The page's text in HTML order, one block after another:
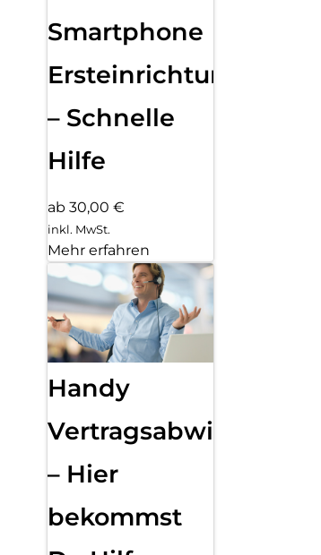
Smartphone
Ersteinrichtung
– Schnelle
Hilfe
ab 30,00 €
inkl. MwSt.
Mehr erfahren
Handy
Vertragsabwicklung
– Hier
bekommst